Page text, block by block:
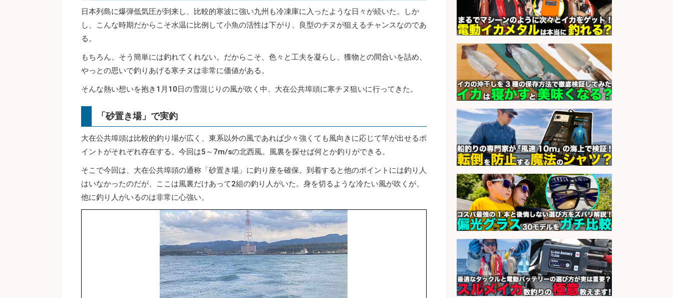
日本列島に爆弾低気圧が到来し、比較的寒波に強い九州も冷凍庫に入ったような日々が続いた。しか
し、こんな時期だからこそ水温に比例して小魚の活性は下がり、良型のチヌが狙えるチャンスなのであ
る。
もちろん、そう簡単には釣れてくれない。だからこそ、色々と工夫を凝らし、獲物との間合いを詰め、
やっとの思いで釣りあげる寒チヌは非常に価値がある。
そんな熱い想いを抱き1月10日の雪混じりの風が吹く中、大在公共埠頭に寒チヌ狙いに行ってきた。
「砂置き場」で実釣
大在公共埠頭は比較的釣り場が広く、東系以外の風であれば少々強くても風向きに応じて竿が出せるポ
イントがそれぞれ存在する。今回は5～7m/sの北西風。風裏を探せば何とか釣りができる。
そこで今回は、大在公共埠頭の通称「砂置き場」に釣り座を確保。到着すると他のポイントには釣り人
はいなかったのだが、ここは風裏だけあって2組の釣り人がいた。身を切るような冷たい風が吹くが、
他に釣り人がいるのは非常に心強い。
魚の「バイヤー」貴方の目利きでヒ
ットを生む、裁量バイヤー募集
会社名 株式会社コムライン
sponsored by 求人ボックス
精肉・青果・鮮魚販売/志布志市内
でお魚のカットや商品の陳列スタッ
フ/車通勤OK×時間選べる×未経験歓
迎/鹿児島県/志布志市
会社名 株式会社ホットスタッフ鹿児島
sponsored by 求人ボックス
日払いあり 広島市佐伯区内でお魚の
パック詰めや品出し業務/車通勤
OK×未経験歓迎×残業少なめ/広島県/
広島市佐伯区
会社名 株式会社ホットスタッフ五日市
sponsored by 求人ボックス
精肉・青果・鮮魚販売/志布志市で
お魚のカットや商品の陳列業務/時